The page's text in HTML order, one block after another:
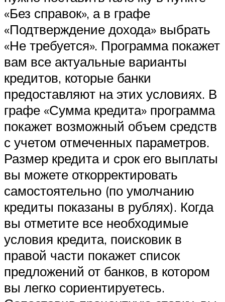
«Без справок», а в графе
«Подтверждение дохода» выбрать
«Не требуется». Программа покажет
вам все актуальные варианты
кредитов, которые банки
предоставляют на этих условиях. В
графе «Сумма кредита» программа
покажет возможный объем средств
с учетом отмеченных параметров.
Размер кредита и срок его выплаты
вы можете откорректировать
самостоятельно (по умолчанию
кредиты показаны в рублях). Когда
вы отметите все необходимые
условия кредита, поисковик в
правой части покажет список
предложений от банков, в котором
вы легко сориентируетесь.